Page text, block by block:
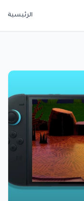
الرئيسية